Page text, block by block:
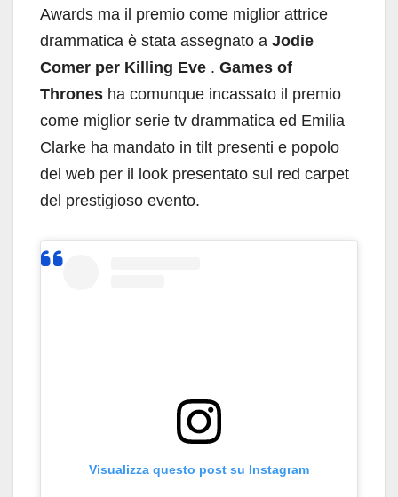
Awards ma il premio come miglior attrice
drammatica è stata assegnato a Jodie
Comer per Killing Eve . Games of
Thrones ha comunque incassato il premio
come miglior serie tv drammatica ed Emilia
Clarke ha mandato in tilt presenti e popolo
del web per il look presentato sul red carpet
del prestigioso evento.
Visualizza questo post su Instagram